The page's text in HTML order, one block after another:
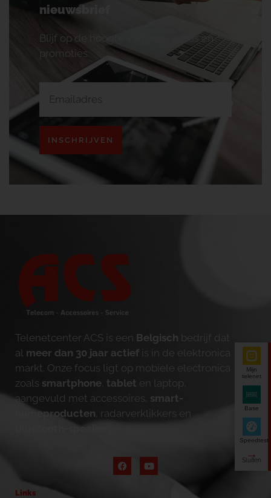
nieuwsbrief
Blijf op de hoogte van onze acties en
promoties.
INSCHRIJVEN
Telenetcenter ACS is een Belgisch bedrijf dat
al meer dan 30 jaar actief is in de elektronica
markt. Onze focus ligt op mobiele electronica
zoals smartphone tablet en laptop,
aangevuld met accessoires, smart-
homeproducten , radarverklikkers en
bluetooth-speakers
Links
Mijn
telenet
Base
Speedtest